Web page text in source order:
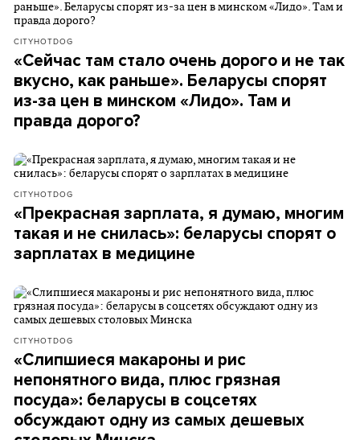
CITYHOTDOG
«Сейчас там стало очень дорого и не так
вкусно, как раньше». Беларусы спорят
из-за цен в минском «Лидо». Там и
правда дорого?
CITYHOTDOG
«Прекрасная зарплата, я думаю, многим
такая и не снилась»: беларусы спорят о
зарплатах в медицине
CITYHOTDOG
«Слипшиеся макароны и рис
непонятного вида, плюс грязная
посуда»: беларусы в соцсетях
обсуждают одну из самых дешевых